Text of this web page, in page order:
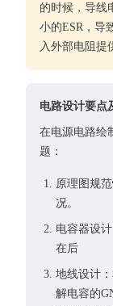
的时候，导线
小的ESR，导
入外部电阻提
电路设计要点
在电源电路绘
题：
原理图规
况。
电容器设
在后
地线设计
解电容的